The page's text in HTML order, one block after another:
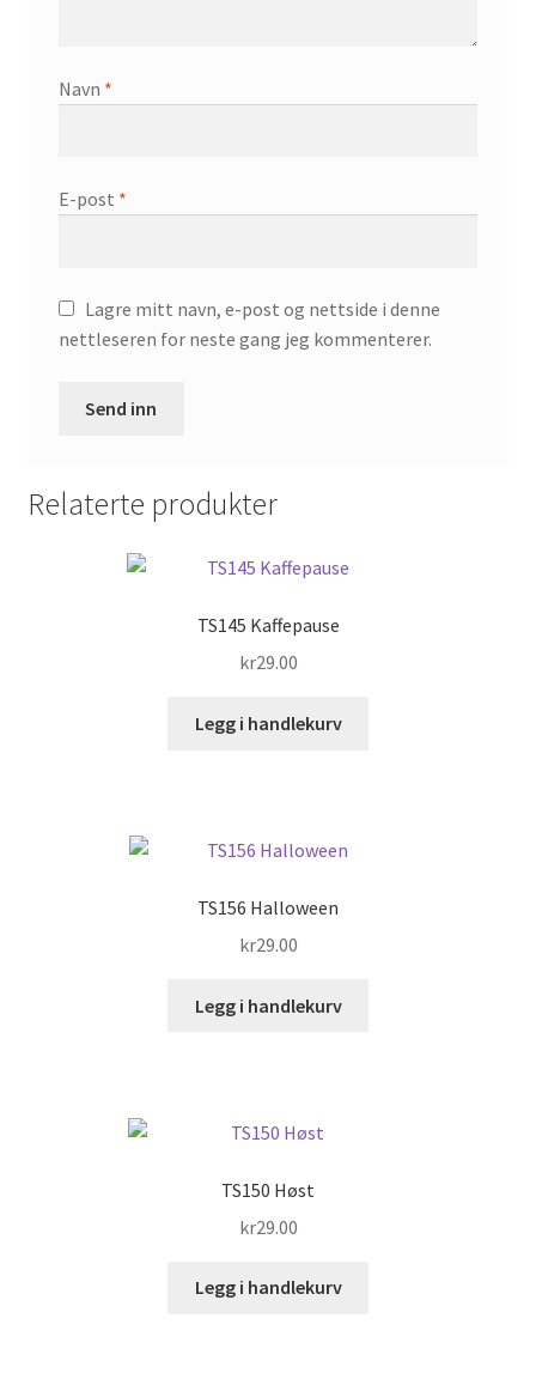
Navn *
E-post *
Lagre mitt navn, e-post og nettside i denne
nettleseren for neste gang jeg kommenterer.
Relaterte produkter
TS145 Kaffepause
kr29.00
Legg i handlekurv
TS156 Halloween
kr29.00
Legg i handlekurv
TS150 Høst
kr29.00
Legg i handlekurv